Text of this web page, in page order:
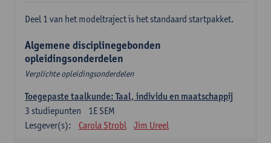
Deel 1 van het modeltraject is het standaard startpakket.
Algemene disciplinegebonden
opleidingsonderdelen
Verplichte opleidingsonderdelen
Toegepaste taalkunde: Taal, individu en maatschappij
1E SEM
3 studiepunten
Lesgever(s):
Carola Strobl Jim Ureel